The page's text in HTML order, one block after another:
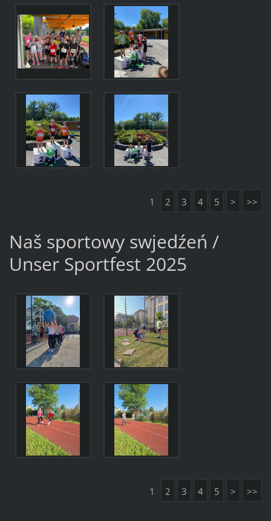
1 2 3 4 5 > >>
Naš sportowy swjedźeń /
Unser Sportfest 2025
1 2 3 4 5 > >>